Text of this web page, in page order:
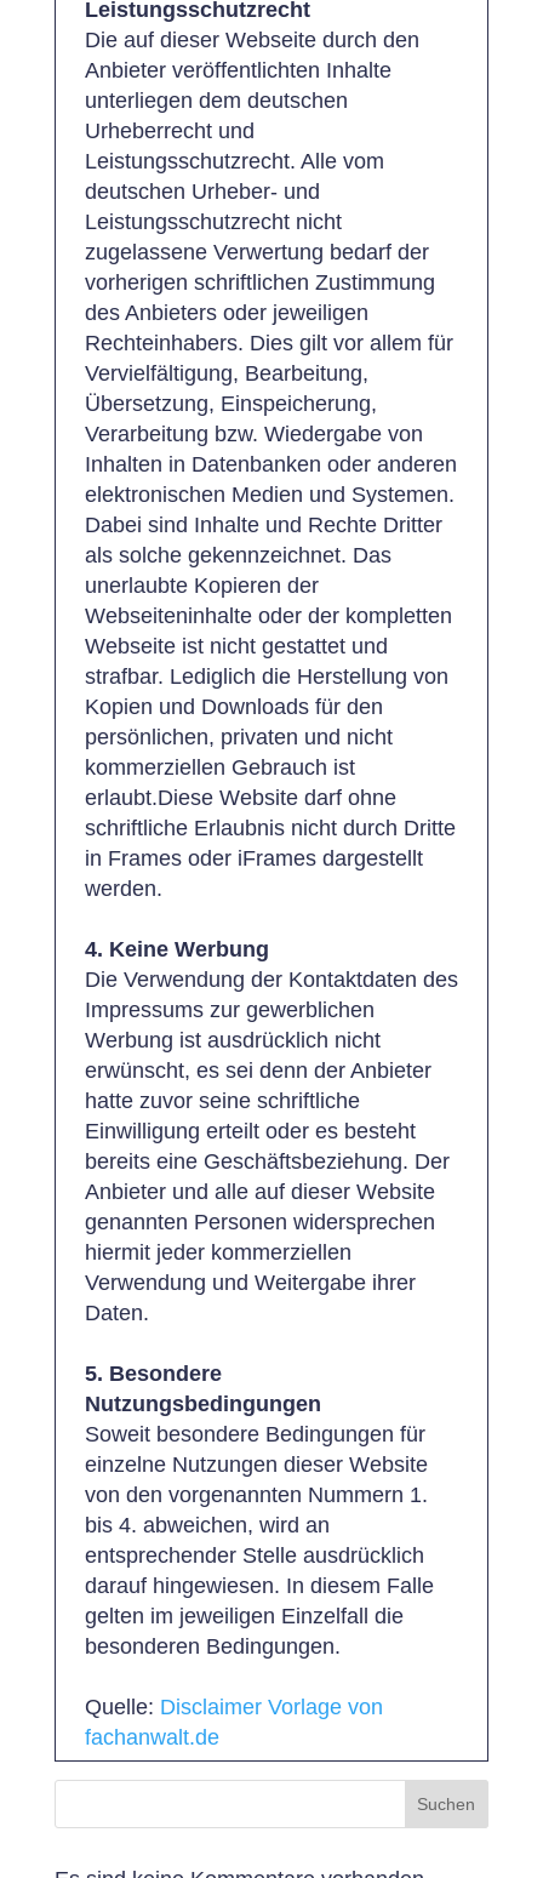
Leistungsschutzrecht
Die auf dieser Webseite durch den
Anbieter veröffentlichten Inhalte
unterliegen dem deutschen
Urheberrecht und
Leistungsschutzrecht. Alle vom
deutschen Urheber- und
Leistungsschutzrecht nicht
zugelassene Verwertung bedarf der
vorherigen schriftlichen Zustimmung
des Anbieters oder jeweiligen
Rechteinhabers. Dies gilt vor allem für
Vervielfältigung, Bearbeitung,
Übersetzung, Einspeicherung,
Verarbeitung bzw. Wiedergabe von
Inhalten in Datenbanken oder anderen
elektronischen Medien und Systemen.
Dabei sind Inhalte und Rechte Dritter
als solche gekennzeichnet. Das
unerlaubte Kopieren der
Webseiteninhalte oder der kompletten
Webseite ist nicht gestattet und
strafbar. Lediglich die Herstellung von
Kopien und Downloads für den
persönlichen, privaten und nicht
kommerziellen Gebrauch ist
erlaubt.Diese Website darf ohne
schriftliche Erlaubnis nicht durch Dritte
in Frames oder iFrames dargestellt
werden.
4. Keine Werbung
Die Verwendung der Kontaktdaten des
Impressums zur gewerblichen
Werbung ist ausdrücklich nicht
erwünscht, es sei denn der Anbieter
hatte zuvor seine schriftliche
Einwilligung erteilt oder es besteht
bereits eine Geschäftsbeziehung. Der
Anbieter und alle auf dieser Website
genannten Personen widersprechen
hiermit jeder kommerziellen
Verwendung und Weitergabe ihrer
Daten.
5. Besondere
Nutzungsbedingungen
Soweit besondere Bedingungen für
einzelne Nutzungen dieser Website
von den vorgenannten Nummern 1.
bis 4. abweichen, wird an
entsprechender Stelle ausdrücklich
darauf hingewiesen. In diesem Falle
gelten im jeweiligen Einzelfall die
besonderen Bedingungen.
Quelle: Disclaimer Vorlage von
fachanwalt.de
Suchen